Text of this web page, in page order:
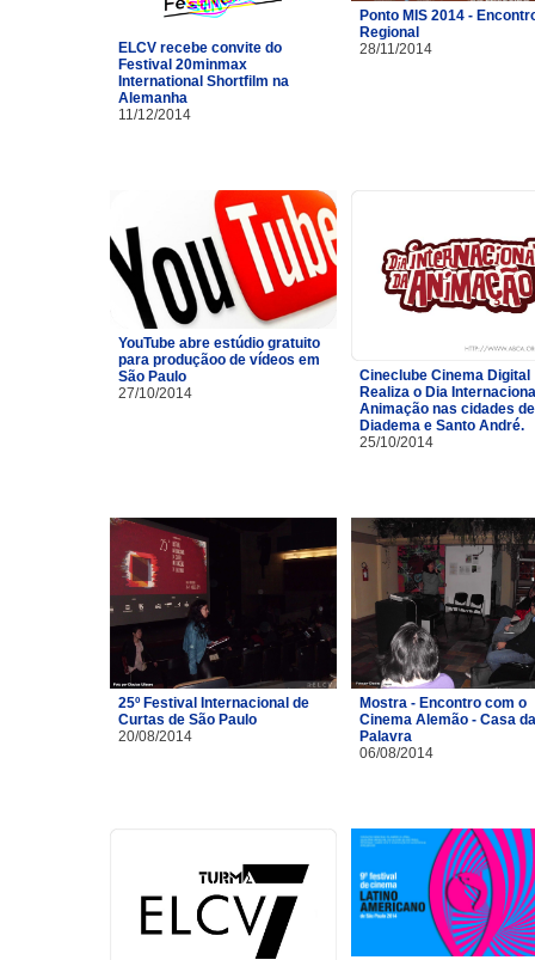
ELCV recebe convite do
Festival 20minmax
International Shortfilm na
Alemanha
11/12/2014
Ponto MIS 2014 -
Regional
28/11/2014
YouTube abre estúdio gratuito
para produçãoo de vídeos em
São Paulo
27/10/2014
Cineclube Cinema Digital
Realiza o Dia
Animação nas cidades de
Diadema e Santo André.
25/10/2014
25º Festival Internacional de
Curtas de São Paulo
20/08/2014
Mostra - Encontro com o
Cinema Alemão - Casa da
Palavra
06/08/2014